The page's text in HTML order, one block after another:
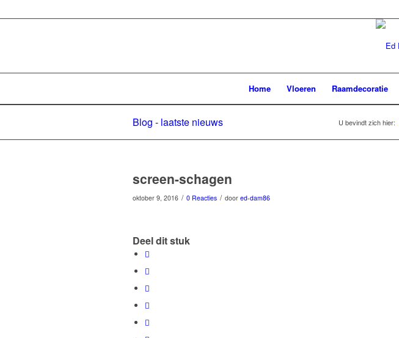
Home Vloeren Raamdecoratie
Blog - laatste nieuws U bevindt zich hier:
screen-schagen
oktober 9, 2016 / 0 Reacties / door ed-dam86
Deel dit stuk